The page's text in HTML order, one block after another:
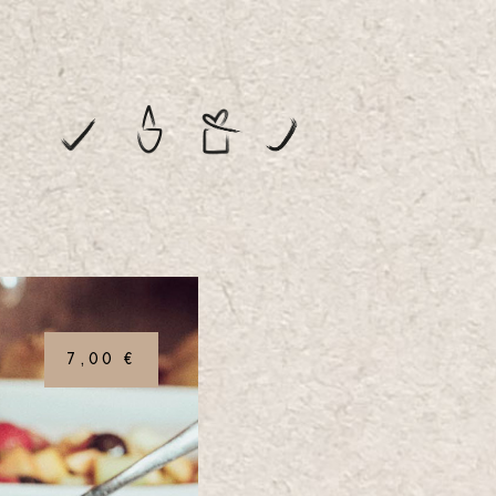
7,00 €